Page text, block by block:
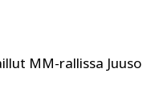
MM-rallissa Juuso